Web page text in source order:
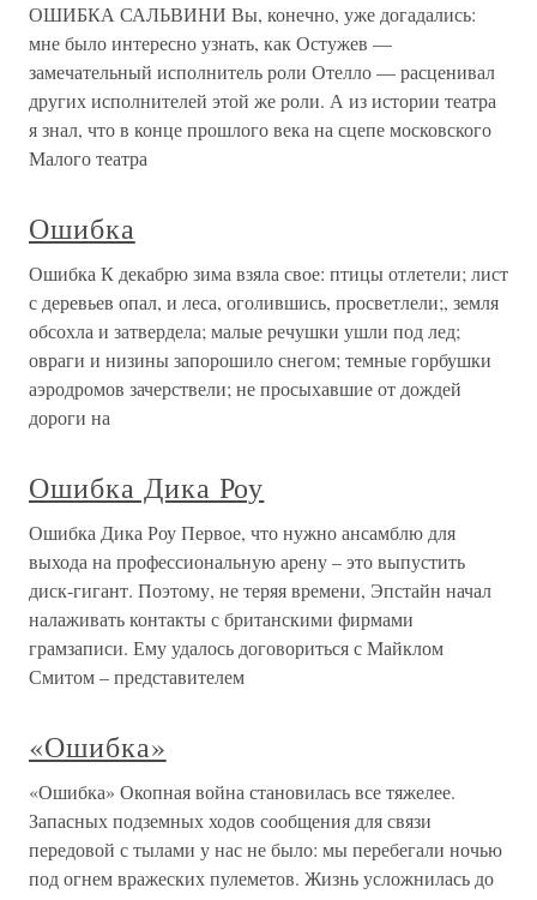
ОШИБКА САЛЬВИНИ Вы, конечно, уже догадались:
мне было интересно узнать, как Остужев —
замечательный исполнитель роли Отелло — расценивал
других исполнителей этой же роли. А из истории театра
я знал, что в конце прошлого века на сцепе московского
Малого театра
Ошибка
Ошибка К декабрю зима взяла свое: птицы отлетели; лист
с деревьев опал, и леса, оголившись, просветлели;, земля
обсохла и затвердела; малые речушки ушли под лед;
овраги и низины запорошило снегом; темные горбушки
аэродромов зачерствели; не просыхавшие от дождей
дороги на
Ошибка Дика Роу
Ошибка Дика Роу Первое, что нужно ансамблю для
выхода на профессиональную арену – это выпустить
диск-гигант. Поэтому, не теряя времени, Эпстайн начал
налаживать контакты с британскими фирмами
грамзаписи. Ему удалось договориться с Майклом
Смитом – представителем
«Ошибка»
«Ошибка» Окопная война становилась все тяжелее.
Запасных подземных ходов сообщения для связи
передовой с тылами у нас не было: мы перебегали ночью
под огнем вражеских пулеметов. Жизнь усложнилась до